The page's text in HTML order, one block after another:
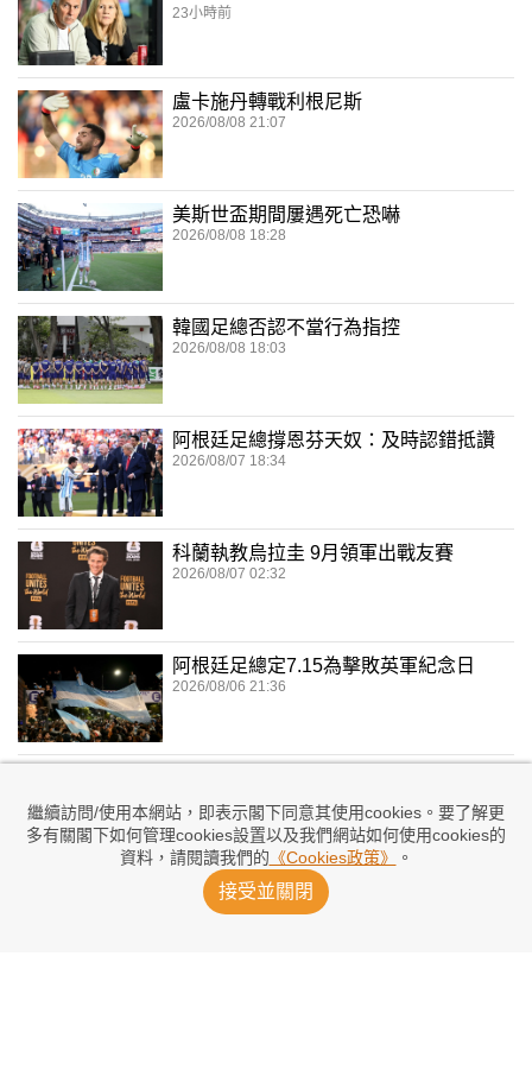
繼續訪問/使用本網站，即表示閣下同意其使用cookies。要了解更
多有關閣下如何管理cookies設置以及我們網站如何使用cookies的
資料，請閱讀我們的 《Cookies政策》 。
接受並關閉
23小時前
盧卡施丹轉戰利根尼斯
2026/08/08 21:07
美斯世盃期間屢遇死亡恐嚇
2026/08/08 18:28
韓國足總否認不當行為指控
2026/08/08 18:03
阿根廷足總撐恩芬天奴：及時認錯抵讚
2026/08/07 18:34
科蘭執教烏拉圭 9月領軍出戰友賽
2026/08/07 02:32
阿根廷足總定7.15為擊敗英軍紀念日
2026/08/06 21:36
委任洪明甫涉內定 警方突擊搜韓足總
2026/08/06 16:11